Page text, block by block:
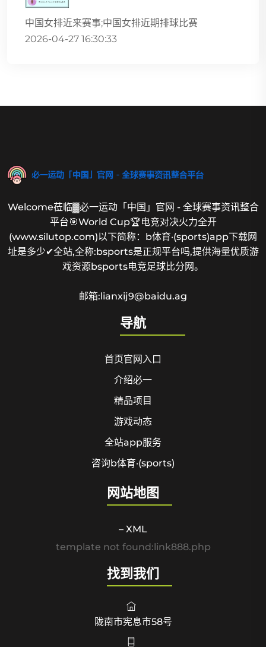
中国女排近来赛事;中国女排近期排球比赛
2026-04-27 16:30:33
Welcome莅临▓必一运动「中国」官网 - 全球赛事资讯整合
平台🎯World Cup🏆电竞对决火力全开
(www.silutop.com)以下简称：b体育·(sports)app下载网
址是多少✔全站,全称:bsports是正规平台吗,提供海量优质游
戏资源bsports电竞足球比分网。
邮箱:lianxij9@baidu.ag
导航
首页官网入口
介绍必一
精品项目
游戏动态
全站app服务
咨询b体育·(sports)
网站地图
– XML
template not found:link888.php
找到我们
陇南市宪息市58号